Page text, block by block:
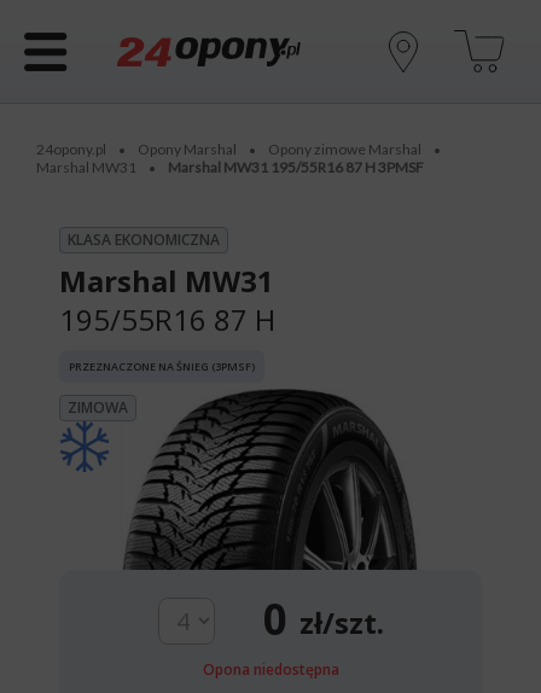
24opony.pl • Opony Marshal • Opony zimowe Marshal •
Marshal MW31 • Marshal MW31 195/55R16 87 H 3PMSF
KLASA EKONOMICZNA
Marshal MW31
195/55R16 87 H
PRZEZNACZONE NA ŚNIEG (3PMSF)
ZIMOWA
0 zł/szt.
Opona niedostępna